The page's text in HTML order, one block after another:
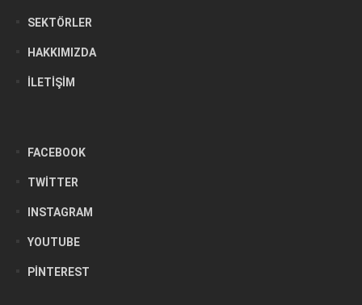
SEKTÖRLER
HAKKIMIZDA
İLETIŞIM
FACEBOOK
TWITTER
INSTAGRAM
YOUTUBE
PINTEREST